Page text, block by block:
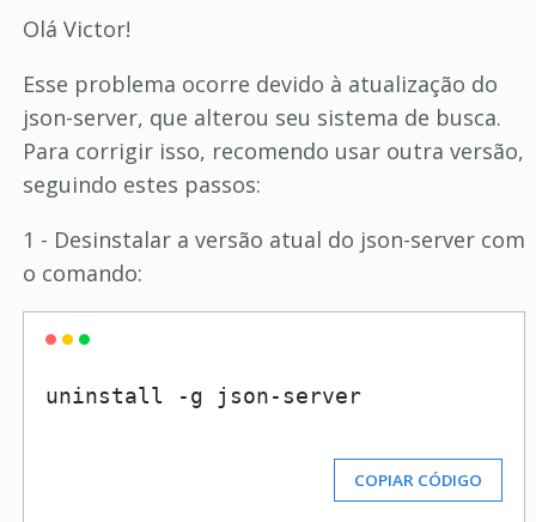
Olá Victor!
Esse problema ocorre devido à atualização do
json-server, que alterou seu sistema de busca.
Para corrigir isso, recomendo usar outra versão,
seguindo estes passos:
1 - Desinstalar a versão atual do json-server com
o comando:
COPIAR CÓDIGO